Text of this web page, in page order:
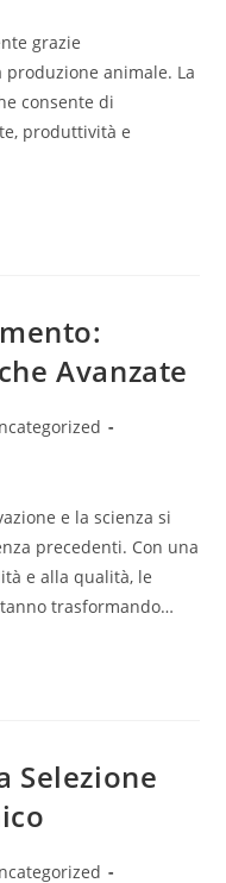
grazie
animale. La
consente di
produttività e
Avanzate
e la scienza si
precedenti. Con una
e alla qualità, le
trasformando…
Selezione